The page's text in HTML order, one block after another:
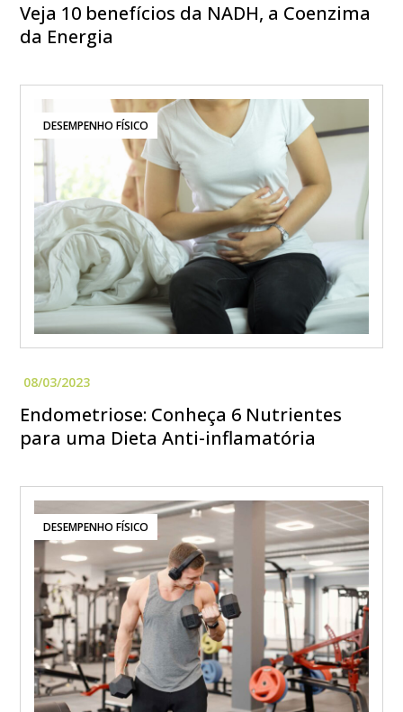
Veja 10 benefícios da NADH, a Coenzima
da Energia
DESEMPENHO FÍSICO
Endometriose: Conheça 6 Nutrientes
para uma Dieta Anti-inflamatória
DESEMPENHO FÍSICO